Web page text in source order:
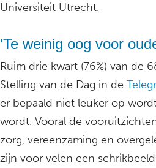
Universiteit Utrecht.
‘Te weinig oog voor
Ruim drie kwart (76%) van de
Stelling van de Dag in de
er bepaald niet leuker op
wordt. Vooral de
zorg, vereenzaming en
zijn voor velen een